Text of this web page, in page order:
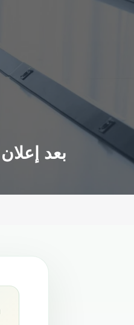
بعد